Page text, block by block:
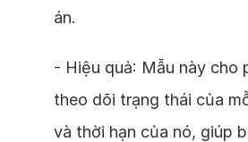
án.
- Hiệu quả: Mẫu này cho
theo dõi trạng thái của
và thời hạn của nó, giúp